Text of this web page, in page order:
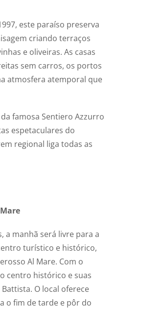
este paraíso preserva
criando terraços
e oliveiras. As casas
sem carros, os portos
atmosfera atemporal que
famosa Sentiero Azzurro
espetaculares do
regional liga todas as
a manhã será livre para a
turístico e histórico,
Al Mare. Com o
centro histórico e suas
O local oferece
o fim de tarde e pôr do